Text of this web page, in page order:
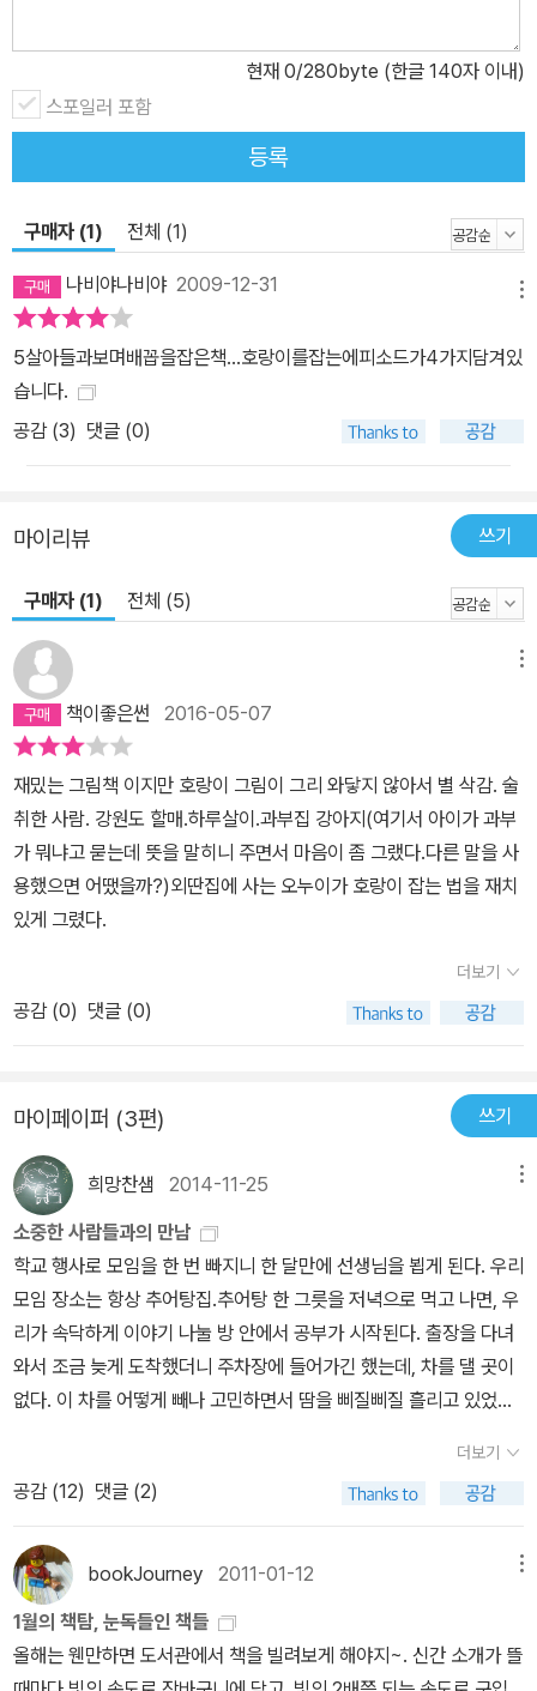
현재 0/280byte (한글 140자 이내)
스포일러 포함
등록
구매자 (1) 전체 (1)
나비야나비야2009-12-31
5살아들과보며배꼽을잡은책...호랑이를잡는에피소드가4가지담겨있
습니다.
공감 (3) 댓글 (0)
마이리뷰 쓰기
구매자 (1) 전체 (5)
책이좋은썬 2016-05-07
재밌는 그림책 이지만 호랑이 그림이 그리 와닿지 않아서 별 삭감. 술
취한 사람. 강원도 할매.하루살이.과부집 강아지(여기서 아이가 과부
가 뭐냐고 묻는데 뜻을 말히니 주면서 마음이 좀 그랬다.다른 말을 사
용했으면 어땠을까?)외딴집에 사는 오누이가 호랑이 잡는 법을 재치
있게 그렸다.
더보기
공감 (0) 댓글 (0)
마이페이퍼 (3편) 쓰기
희망찬샘 2014-11-25
소중한 사람들과의 만남
학교 행사로 모임을 한 번 빠지니 한 달만에 선생님을 뵙게 된다. 우리
모임 장소는 항상 추어탕집.추어탕 한 그릇을 저녁으로 먹고 나면, 우
리가 속닥하게 이야기 나눌 방 안에서 공부가 시작된다. 출장을 다녀
와서 조금 늦게 도착했더니 주차장에 들어가긴 했는데, 차를 댈 곳이
없다. 이 차를 어떻게 빼나 고민하면서 땀을 삐질삐질 흘리고 있었더
더니... 안 되겠다 싶은지, '제가 차를 대 드릴까요?' 한다. 그래서 덥석
'네!' 하고 내렸는데... 갑자기 예전에 중고차 산다고 차 운전 한 번 해
보겠다 하곤 차를 들고 날랐다던 어느 사기꾼의 기사가 떠올라서 어
쩌나~ 어쩌나~ 싶었다. 길가에 고이 주차해 주셨는데, 제대로 감사하
다는 인사도 못하고 말았다. 거기다 좋은 일을 해 주신 그 분께 나쁜
생각까지 했으니... 두고두고 죄송할 일이다. 죄송합니다ㅜㅜ 오늘 모
임에서는 좋은 이야기들을 잔뜩 나누는데, 거기에 대한 정리를 제대
더보기
공감 (12) 댓글 (2)
bookJourney 2011-01-12
1월의 책탐, 눈독들인 책들
올해는 웬만하면 도서관에서 책을 빌려보게 해야지~. 신간 소개가 뜰